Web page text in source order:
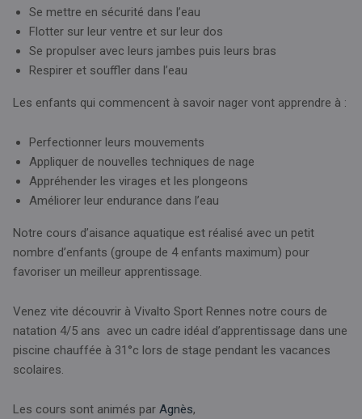
Se mettre en sécurité dans l’eau
Flotter sur leur ventre et sur leur dos
Se propulser avec leurs jambes puis leurs bras
Respirer et souffler dans l’eau
Les enfants qui commencent à savoir nager vont apprendre à :
Perfectionner leurs mouvements
Appliquer de nouvelles techniques de nage
Appréhender les virages et les plongeons
Améliorer leur endurance dans l’eau
Notre cours d’aisance aquatique est réalisé avec un petit
nombre d’enfants (groupe de 4 enfants maximum) pour
favoriser un meilleur apprentissage.
Venez vite découvrir à Vivalto Sport Rennes notre cours de
natation 4/5 ans avec un cadre idéal d’apprentissage dans une
piscine chauffée à 31°c lors de stage pendant les vacances
scolaires.
Les cours sont animés par Agnès,